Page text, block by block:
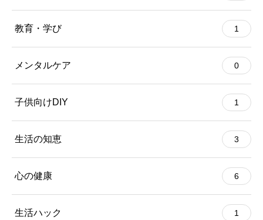
教育・学び 1
メンタルケア 0
子供向けDIY 1
生活の知恵 3
心の健康 6
生活ハック 1